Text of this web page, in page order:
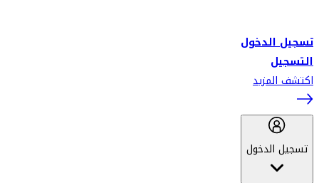
تسجيل الدخول
التسجيل
اكتشف المزيد
تسجيل الدخول